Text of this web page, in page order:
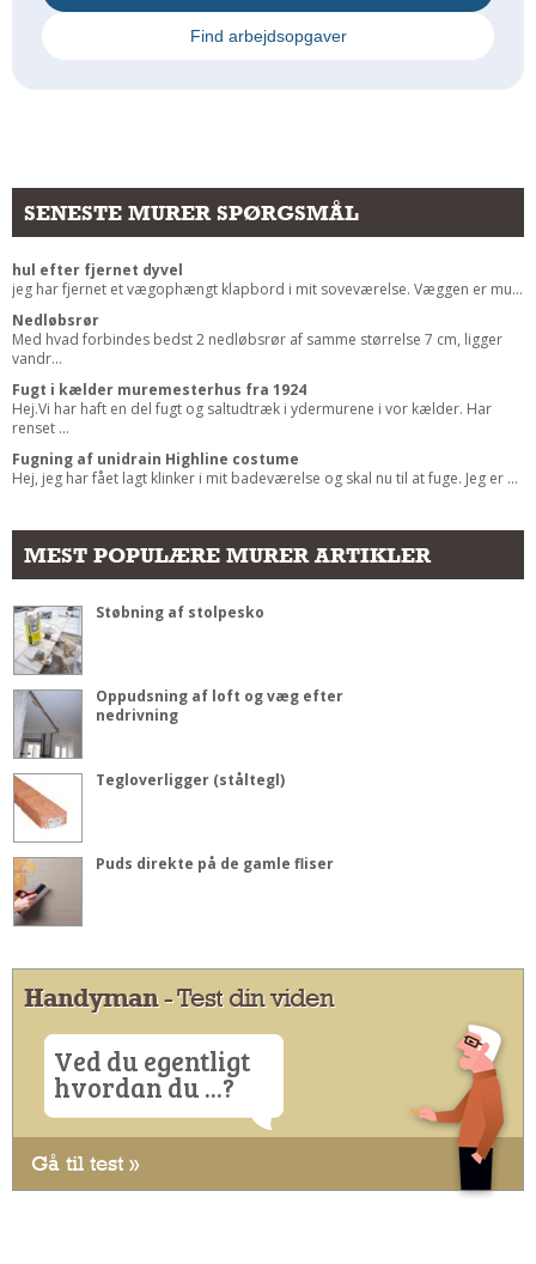
Find arbejdsopgaver
SENESTE MURER SPØRGSMÅL
hul efter fjernet dyvel
jeg har fjernet et vægophængt klapbord i mit soveværelse. Væggen er mu...
Nedløbsrør
Med hvad forbindes bedst 2 nedløbsrør af samme størrelse 7 cm, ligger
vandr...
Fugt i kælder muremesterhus fra 1924
Hej.Vi har haft en del fugt og saltudtræk i ydermurene i vor kælder. Har
renset ...
Fugning af unidrain Highline costume
Hej, jeg har fået lagt klinker i mit badeværelse og skal nu til at fuge. Jeg er ...
MEST POPULÆRE MURER ARTIKLER
Støbning af stolpesko
Oppudsning af loft og væg efter
nedrivning
Tegloverligger (ståltegl)
Puds direkte på de gamle fliser
Handyman- Test din viden
Ved du egentligt
hvordan du ...?
Gå til test »